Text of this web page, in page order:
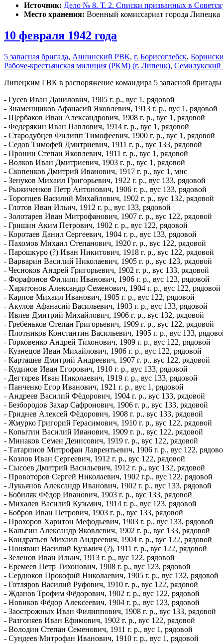
Источник: Дело № 8. Т. 2. Списки призванных в
Место хранения: Военный комиссариат города Липецка
10 февраля 1942 года
5 запасная бригада, Аннинский РВК, г. Борисоглебск,
Рабоче-крестьянская милиция (РКМ) (г. Липецк),
Липецким ГВК в распоряжение командира 5 запасной бригады
- Гусев Иван Данилович, 1905 г. р., вус 1, рядовой
- Знаменщиков Афанасий Яковлевич, 1913 г. р., вус 1, рядовой
- Щербаков Иван Александрович, 1908 г. р., вус 1, рядовой
- Федерякин Иван Павлович, 1914 г. р., вус 1, рядовой
- Стародубцев Филипп Тимофеевич, 1900 г. р., вус 1, рядовой
- Седов Тимофей Дмитриевич, 1911 г. р., вус 133, рядовой
- Пронин Степан Яковлевич, 1911 г. р., вус 1, рядовой
- Волков Иван Дмитриевич, 1903 г. р., вус 1, рядовой
- Скопенков Дмитрий Иванович, 1917 г. р., вус 1, мнс
- Зенуков Михаил Григорьевич, 1922 г. р., вус 133, рядовой
- Рыжиченков Петр Антонович, 1906 г. р., вус 133, рядовой
- Торопцев Василий Михайлович, 1902 г. р., вус 132, рядовой
- Глотов Иван Ильич, 1912 г. р., вус 133, рядовой
- Золотарев Иван Митрофанович, 1907 г. р., вус 122, рядовой
- Гришин Аким Петрович, 1902 г. р., вус 122, рядовой
- Коротаев Данил Сергеевич, 1904 г. р., вус 133, рядовой
- Пахомов Михаил Степанович, 1920 г. р., вус 122, рядовой
- Парошкуро (?) Иван Никитович, 1918 г. р., вус 122, рядовой
- Варварин Василий Николаевич, 1905 г. р., вус 123, рядовой
- Чесноков Андрей Григорьевич, 1902 г. р., вус 133, рядовой
- Форафонов Филипп Иванович, 1906 г. р., вус 123, рядовой
- Харитонов Александр Семенович, 1904 г. р., вус 122, рядовой
- Карпов Михаил Иванович, 1905 г. р., вус 122, рядовой
- Акулов Афанасий Васильевич, 1903 г. р., вус 133, рядовой
- Ивлев Дмитрий Михайлович, 1906 г. р., вус 132, рядовой
- Гребеньков Степан Григорьевич, 1909 г. р., вус 122, рядовой
- Плотников Константин Васильевич, 1905 г. р., вус 133,
- Горковенко Андрей Тихонович, 1909 г. р., вус 122, рядовой
- Кузнецов Иван Михайлович, 1906 г. р., вус 122, рядовой
- Карташев Дмитрий Андреевич, 1907 г. р., вус 122, рядовой
- Кудинов Иван Егорович, 1910 г. р., вус 133, рядовой
- Дегтярев Иван Николаевич, 1919 г. р., вус 133, рядовой
- Панченко Егор Иванович, 1921 г. р., вус 1, рядовой
- Андреев Василий Фёдорович, 1904 г. р., вус 133, рядовой
- Безбородов Захар Сафронович, 1906 г. р., вус 133, рядовой
- Гриднев Алексей Фёдорович, 1908 г. р., вус 133, рядовой
- Жмурко Григорий Герасимович, 1910 г. р., вус 122, рядовой
- Копытин Василий Иванович, 1909 г. р., вус 122, рядовой
- Минаков Семен Денисович, 1919 г. р., вус 122, рядовой
- Татаринов Митрофан Лаврентьевич, 1906 г. р., вус 122,
- Козлов Иван Сергеевич, 1912 г. р., вус 122, рядовой
- Сысоев Дмитрий Васильевич, 1912 г. р., вус 132, рядовой
- Провоторов Сергей Николаевич, 1902 г.р., вус 122, рядовой
- Лукьянов Александр Иванович, 1902 г. р., вус 133, рядовой
- Бобиляк Фёдор Иванович, 1903 г. р., вус 133, рядовой
- Михалев Василий Кузьмич, 1914 г. р., вус 123, рядовой
- Бобров Иван Петрович, 1903 г. р., вус 133, рядовой
- Прохоров Харитон Мефодьевич, 1903 г. р., вус 133, рядовой
- Кальгин Александр Яковлевич, 1902 г. р., вус 133, рядовой
- Кондратьев Михаил Андреевич, 1904 г. р., вус 122, рядовой
- Понявин Василий Кузьмич (?), 1911 г. р., вус 122, рядовой
- Зеленов Иван Ильич, 1913 г. р., вус 122, рядовой
- Еремеев Петр Тихонович, 1908 г. р., вус 123, рядовой
- Сердюков Прокофий Николаевич, 1905 г. р., вус 132, рядовой
- Готляров Василий Руфович, 1910 г. р., вус 122, рядовой
- Жданов Трофим Фёдорович, 1902 г. р., вус 122, рядовой
- Новиков Фёдор Алексеевич, 1904 г. р., вус 123, рядовой
- Заострожных Иван Филиппович, 1908 г. р., вус 133, рядовой
- Разгоняев Иван Ефимович, 1902 г. р., вус 122, рядовой
- Володин Степан Семенович, 1911 г. р., вус 1, рядовой
- Сундеев Митрофан Иванович, 1910 г. р., вус 1, рядовой